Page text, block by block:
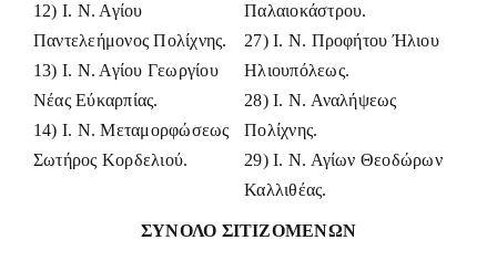
12) Ι. Ν. Αγίου
Παντελεήμονος Πολίχνης.
13) Ι. Ν. Αγίου Γεωργίου
Νέας Εύκαρπίας.
14) Ι. Ν. Μεταμορφώσεως
Σωτήρος Κορδελιού.
Παλαιοκάστρου.
27) Ι. Ν. Προφήτου Ήλιου
Ηλιουπόλεως.
28) Ι. Ν. Αναλήψεως
Πολίχνης.
29) Ι. Ν. Αγίων Θεοδώρων
Καλλιθέας.
ΣΥΝΟΛΟ ΣΙΤΙΖΟΜΕΝΩΝ